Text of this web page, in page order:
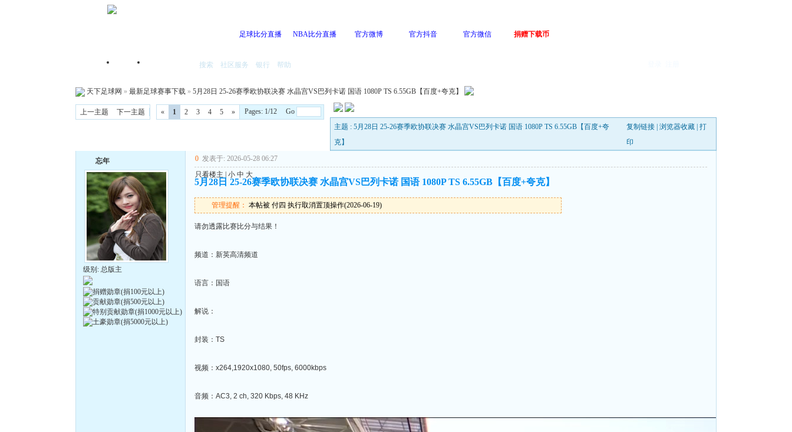
足球比分直播 NBA比分直播 官方微博 官方抖音 官方微信 捐赠下载币
首页 搜索 社区服务 银行 帮助
天下足球网 » 最新足球赛事下载 » 5月28日 25-26赛季欧协联决赛 水晶宫VS巴列卡诺 国语 1080P TS 6.55GB【百度+夸克】
上一主题 下一主题 « 1 2 3 4 5 »
Pages: 1/12 Go
主题 : 5月28日 25-26赛季欧协联决赛 水晶宫VS巴列卡诺 国语 1080P TS 6.55GB【百度+夸
克】
复制链接| 浏览器收藏| 打
印
忘年
级别: 总版主
0 发表于: 2026-05-28 06:27
只看楼主
小 中 大
5月28日 25-26赛季欧协联决赛 水晶宫VS巴列卡诺 国语 1080P TS 6.55GB【百度+夸克】
管理提醒： 本帖被 付四 执行取消置顶操作(2026-06-19)
请勿透露比赛比分与结果！
频道：新英高清频道
语言：国语
解说：
封装：TS
视频：x264,1920x1080, 50fps, 6000kbps
音频：AC3, 2 ch, 320 Kbps, 48 KHz